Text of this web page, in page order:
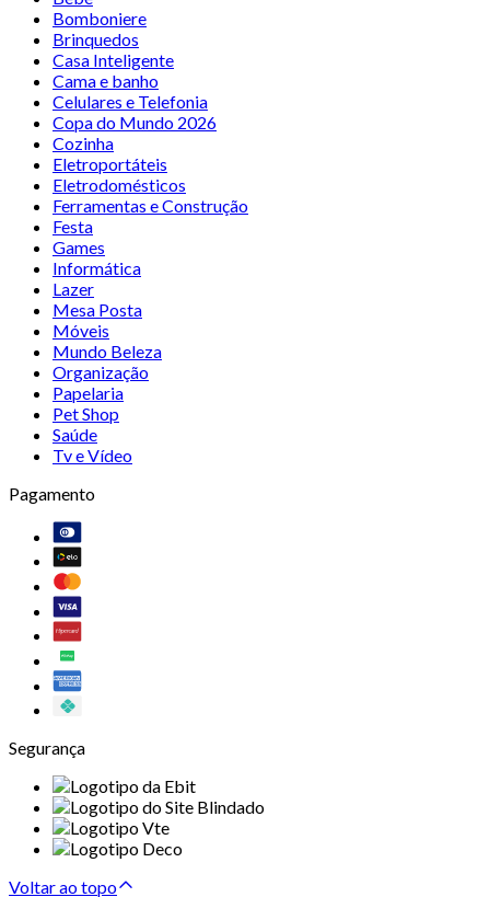
Bomboniere
Brinquedos
Casa Inteligente
Cama e banho
Celulares e Telefonia
Copa do Mundo 2026
Cozinha
Eletroportáteis
Eletrodomésticos
Ferramentas e Construção
Festa
Games
Informática
Lazer
Mesa Posta
Móveis
Mundo Beleza
Organização
Papelaria
Pet Shop
Saúde
Tv e Vídeo
Pagamento
Segurança
Voltar ao topo